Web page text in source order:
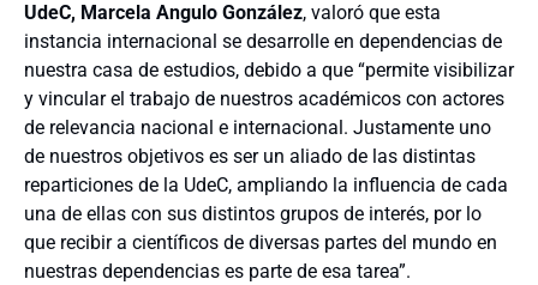
UdeC, Marcela Angulo González, valoró que esta
instancia internacional se desarrolle en dependencias de
nuestra casa de estudios, debido a que “permite visibilizar
y vincular el trabajo de nuestros académicos con actores
de relevancia nacional e internacional. Justamente uno
de nuestros objetivos es ser un aliado de las distintas
reparticiones de la UdeC, ampliando la influencia de cada
una de ellas con sus distintos grupos de interés, por lo
que recibir a científicos de diversas partes del mundo en
nuestras dependencias es parte de esa tarea”.